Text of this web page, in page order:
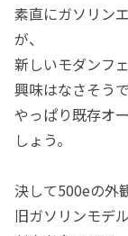
素直にガソリン
が、
新しいモダンフ
興味はなさそうで
やっぱり既存オ
しょう。
決して500eの外
旧ガソリンモデ